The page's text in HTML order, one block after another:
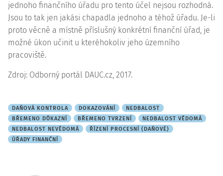
jednoho finančního úřadu pro tento účel nejsou rozhodná.
Jsou to tak jen jakási chapadla jednoho a téhož úřadu. Je-li
proto věcně a místně příslušný konkrétní finanční úřad, je
možné úkon učinit u kteréhokoliv jeho územního
pracoviště.
Zdroj: Odborný portál DAUC.cz, 2017.
DAŇOVÁ KONTROLA DOKAZOVÁNÍ
NEDBALOST
BŘEMENO DŮKAZNÍ
BŘEMENO TVRZENÍ
NEDBALOST VĚDOMÁ
NEDBALOST NEVĚDOMÁ
ŘÍZENÍ PROCESNÍ (DAŇOVÉ)
ÚŘADY FINANČNÍ